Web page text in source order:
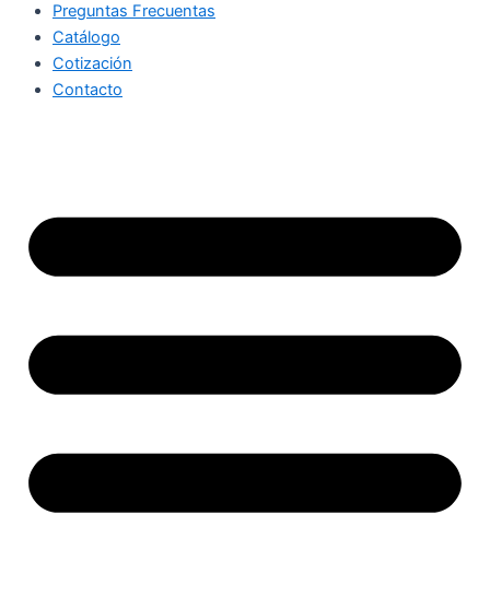
Preguntas Frecuentas
Catálogo
Cotización
Contacto